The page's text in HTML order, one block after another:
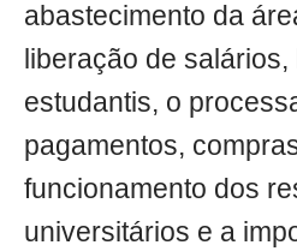
abastecimento da
liberação de
estudantis, o
pagamentos,
funcionamento dos
universitários e a